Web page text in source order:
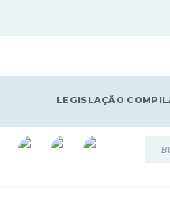
LEGISLAÇÃO